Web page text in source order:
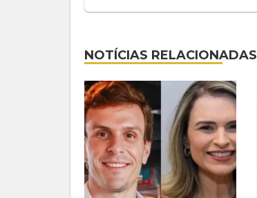
NOTÍCIAS RELACIONADAS